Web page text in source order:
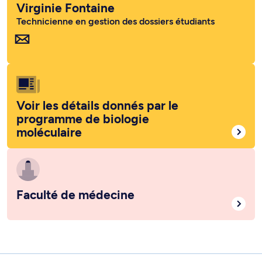
Virginie Fontaine
Technicienne en gestion des dossiers étudiants
Voir les détails donnés par le
programme de biologie
moléculaire
Faculté de médecine